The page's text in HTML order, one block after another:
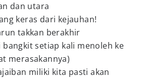
dan utara
keras dari kejauhan!
takkan berakhir
setiap kali menoleh ke
merasakannya)
miliki kita pasti akan